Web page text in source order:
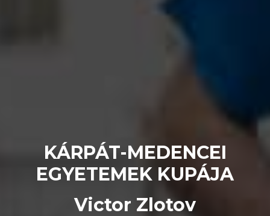
KÁRPÁT-MEDENCEI
EGYETEMEK KUPÁJA
Victor Zlotov